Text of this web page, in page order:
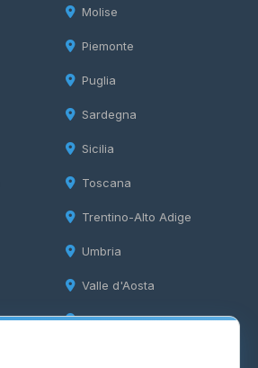
Molise
Piemonte
Puglia
Sardegna
Sicilia
Toscana
Trentino-Alto Adige
Umbria
Valle d'Aosta
Veneto